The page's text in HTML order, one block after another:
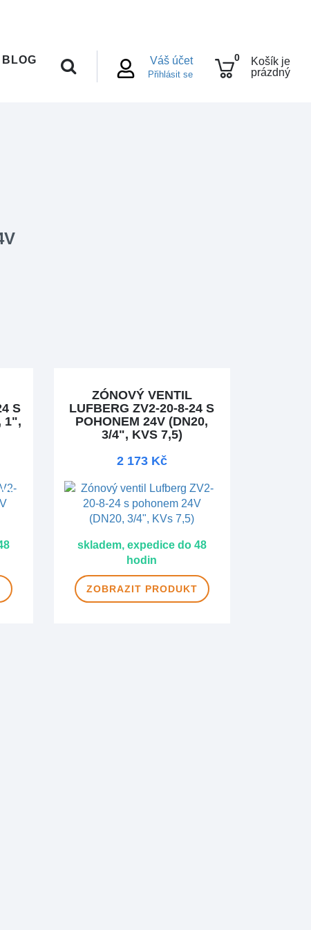
Váš účet
Přihlásit se
0
Košík je
prázdný
BLOG
S
1",
ZÓNOVÝ VENTIL
LUFBERG ZV2-20-8-24 S
POHONEM 24V (DN20,
3/4", KVS 7,5)
2 173 Kč
skladem, expedice do 48
hodin
ZOBRAZIT PRODUKT